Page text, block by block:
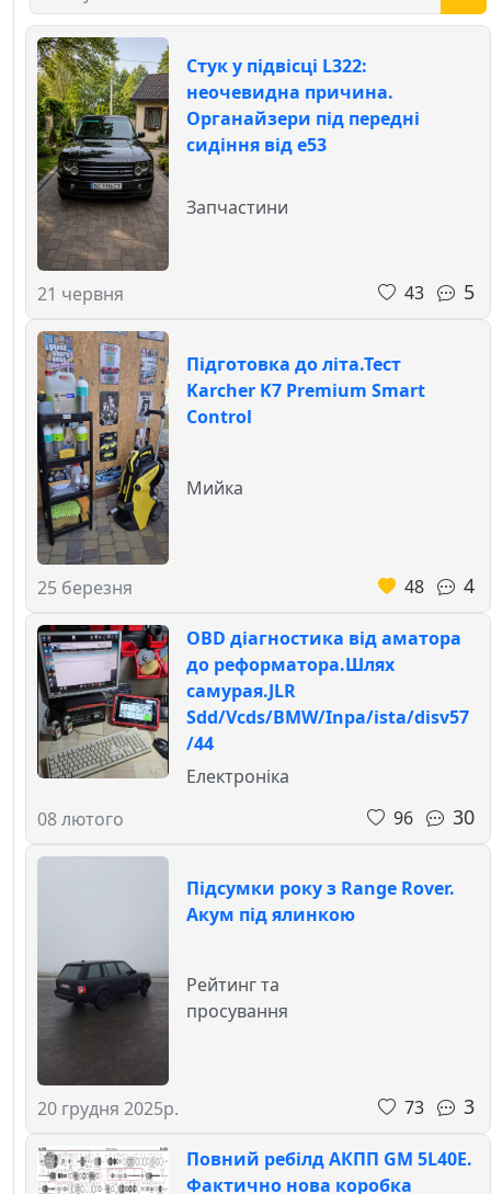
Стук у підвісці L322:
неочевидна причина.
Органайзери під передні
сидіння від е53
21 червня
Запчастини
43 5
Підготовка до літа.Тест
Karcher K7 Premium Smart
Control
25 березня
Мийка
48 4
OBD діагностика від аматора
до реформатора.Шлях
самурая.JLR
Sdd/Vcds/BMW/Inpa/ista/disv57
/44
08 лютого
Електроніка
96
30
Підсумки року з Range Rover.
Акум під ялинкою
20 грудня 2025р.
Рейтинг та
просування
73 3
Повний ребілд АКПП GM 5L40E.
Фактично нова коробка